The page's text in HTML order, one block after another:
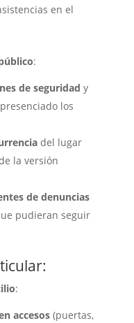
en el
:
de seguridad y
los
del lugar
la versión
de denuncias
pudieran seguir
:
accesos(puertas,